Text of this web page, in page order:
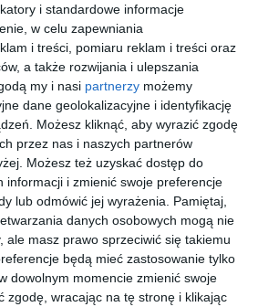
i standardowe informacje
w celu zapewniania
i treści, pomiaru reklam i treści oraz
a także rozwijania i ulepszania
my i nasi partnerzy możemy
dane geolokalizacyjne i identyfikację
Możesz kliknąć, aby wyrazić zgodę
przez nas i naszych partnerów
Możesz też uzyskać dostęp do
informacji i zmienić swoje preferencje
lub odmówić jej wyrażenia.
Pamiętaj,
danych osobowych mogą nie
ale masz prawo sprzeciwić się takiemu
będą mieć zastosowanie tylko
dowolnym momencie zmienić swoje
zgodę, wracając na tę stronę i klikając
i
się
Pettson i
Findus.
Pettson i
Findus
Sven Nordqvist
Pettson i
Rwetes w
ogrodzie
Sven Nordqvist
]
i
się
[ książka ]
Pettson i
Findus.
Goście na
Boże
Narodzeni
e
Sven Nordqvist
[ książka ]
Pettson i
Findus.
Tort
urodzino
wy
Sven Nordqvist